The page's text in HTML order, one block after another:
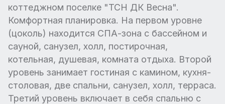
коттеджном поселке "ТСН ДК Весна".
Комфортная планировка. На первом уровне
(цоколь) находится СПА-зона с бассейном и
сауной, санузел, холл, постирочная,
котельная, душевая, комната отдыха. Второй
уровень занимает гостиная с камином, кухня-
столовая, две спальни, санузел, холл, терраса.
Третий уровень включает в себя спальню с